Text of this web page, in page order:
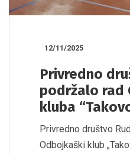
12/11/2025
Privredno
podržalo rad
kluba
Privredno društvo
Odbojkaški klub